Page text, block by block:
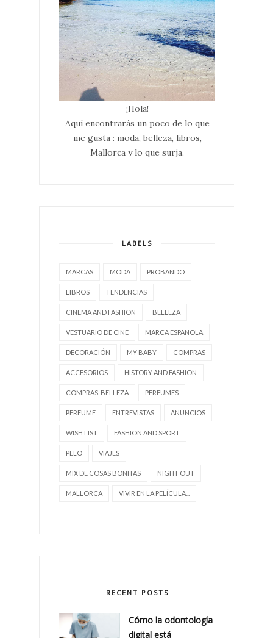
¡Hola!
Aquí encontrarás un poco de lo que
me gusta : moda, belleza, libros,
Mallorca y lo que surja.
LABELS
MARCAS MODA PROBANDO
LIBROS TENDENCIAS
CINEMA AND FASHION BELLEZA
VESTUARIO DE CINE MARCA ESPAÑOLA
DECORACIÓN MY BABY COMPRAS
ACCESORIOS HISTORY AND FASHION
COMPRAS. BELLEZA PERFUMES
PERFUME ENTREVISTAS ANUNCIOS
WISH LIST FASHION AND SPORT
PELO VIAJES
MIX DE COSAS BONITAS NIGHT OUT
MALLORCA VIVIR EN LA PELÍCULA...
RECENT POSTS
Cómo la odontología
digital está